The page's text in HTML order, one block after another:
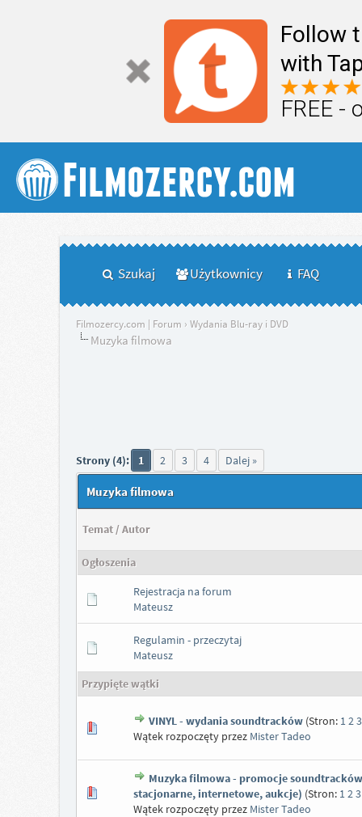
Follow
with
FREE -
Szukaj Użytkownicy FAQ
Filmozercy.com | Forum › Wydania Blu-ray i DVD
Muzyka filmowa
Strony (4): 1 2 3 4 Dalej »
Muzyka filmowa
Temat/Autor
Ogłoszenia
Rejestracja na forum
Mateusz
Regulamin - przeczytaj
Mateusz
Przypięte wątki
VINYL - wydania soundtracków (Stron: 123
Wątek rozpoczęty przez Mister Tadeo
Muzyka filmowa - promocje
stacjonarne, internetowe, aukcje) (Stron: 123
Wątek rozpoczęty przez Mister Tadeo